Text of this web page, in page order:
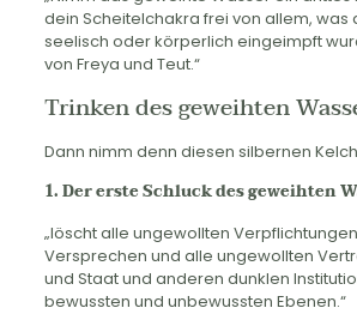
dein Scheitelchakra frei von allem, was
seelisch oder körperlich eingeimpft
von Freya und Teut.“
Trinken des geweihten
Dann nimm denn diesen silbernen Kelch
1. Der erste Schluck des geweihten
„löscht alle ungewollten
Versprechen und alle ungewollten
und Staat und anderen dunklen
bewussten und unbewussten Ebenen.“